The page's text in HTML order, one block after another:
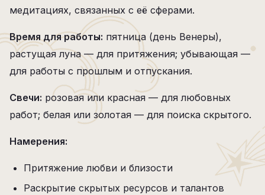
медитациях, связанных с её сферами.
Время для работы: пятница (день Венеры),
растущая луна — для притяжения; убывающая —
для работы с прошлым и отпускания.
Свечи: розовая или красная — для любовных
работ; белая или золотая — для поиска скрытого.
Намерения:
Притяжение любви и близости
Раскрытие скрытых ресурсов и талантов